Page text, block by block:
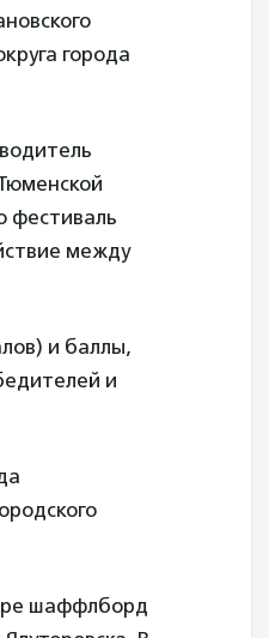
города
фестиваль
между
и баллы,
и
шаффлборд